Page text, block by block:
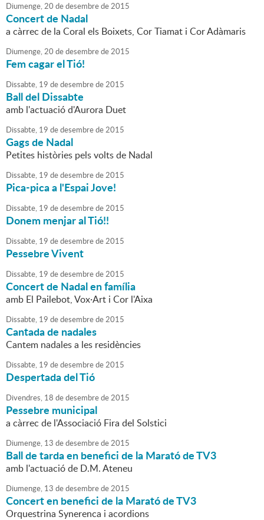
Diumenge,20 dedesembrede2015
Concert de Nadal
a càrrec de la Coral els Boixets, Cor Tiamat i Cor Adàmaris
Diumenge,20 dedesembrede2015
Fem cagar el Tió!
Dissabte, 19 dedesembrede2015
Ball del Dissabte
amb l'actuació d'Aurora Duet
Dissabte, 19 dedesembrede2015
Gags de Nadal
Petites històries pels volts de Nadal
Dissabte, 19 dedesembrede2015
Pica-pica a l'Espai Jove!
Dissabte, 19 dedesembrede2015
Donem menjar al Tió!!
Dissabte, 19 dedesembrede2015
Pessebre Vivent
Dissabte, 19 dedesembrede2015
Concert de Nadal en família
amb El Pailebot, Vox·Art i Cor l'Aixa
Dissabte, 19 dedesembrede2015
Cantada de nadales
Cantem nadales a les residències
Dissabte, 19 dedesembrede2015
Despertada del Tió
Divendres, 18 dedesembrede2015
Pessebre municipal
a càrrec de l'Associació Fira del Solstici
Diumenge, 13 dedesembrede2015
Ball de tarda en benefici de la Marató de TV3
amb l'actuació de D.M. Ateneu
Diumenge, 13 dedesembrede2015
Concert en benefici de la Marató de TV3
Orquestrina Synerenca i acordions